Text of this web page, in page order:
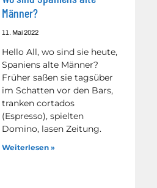
Männer?
11. Mai 2022
Hello All, wo sind sie heute,
Spaniens alte Männer?
Früher saßen sie tagsüber
im Schatten vor den Bars,
tranken cortados
(Espresso), spielten
Domino, lasen Zeitung.
Weiterlesen »